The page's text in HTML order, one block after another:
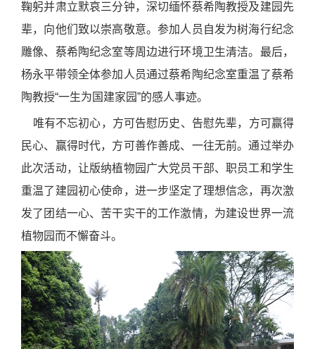
鞠躬并肃立默哀三分钟，深切缅怀蔡希陶教授及建园先
辈，向他们致以崇高敬意。参加人员自发为树海行纪念
雕像、蔡希陶纪念室等周边进行环境卫生清洁。最后，
杨永平带领全体参加人员通过蔡希陶纪念室重温了蔡希
陶教授“一生为国建家园”的感人事迹。
唯有不忘初心，方可告慰历史、告慰先辈，方可赢得
民心、赢得时代，方可善作善成、一往无前。通过举办
此次活动，让版纳植物园广大党员干部、职员工和学生
重温了建园初心使命，进一步坚定了理想信念，再次激
发了团结一心、苦干实干的工作激情，为建设世界一流
植物园而不懈奋斗。